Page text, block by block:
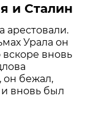
и Сталин
арестовали.
Урала он
вновь
он бежал,
вновь был